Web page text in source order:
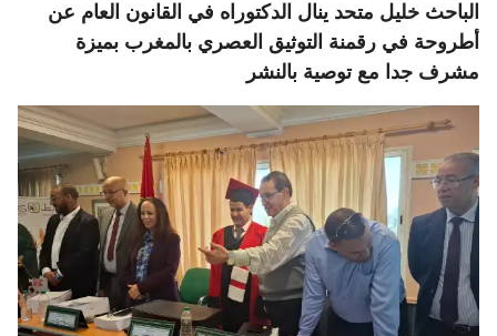
الباحث خليل متحد ينال الدكتوراه في القانون العام عن
أطروحة في رقمنة التوثيق العصري بالمغرب بميزة
مشرف جدا مع توصية بالنشر